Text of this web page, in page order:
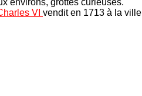
environs, grottes curieuses.
VI vendit en 1713 à la ville